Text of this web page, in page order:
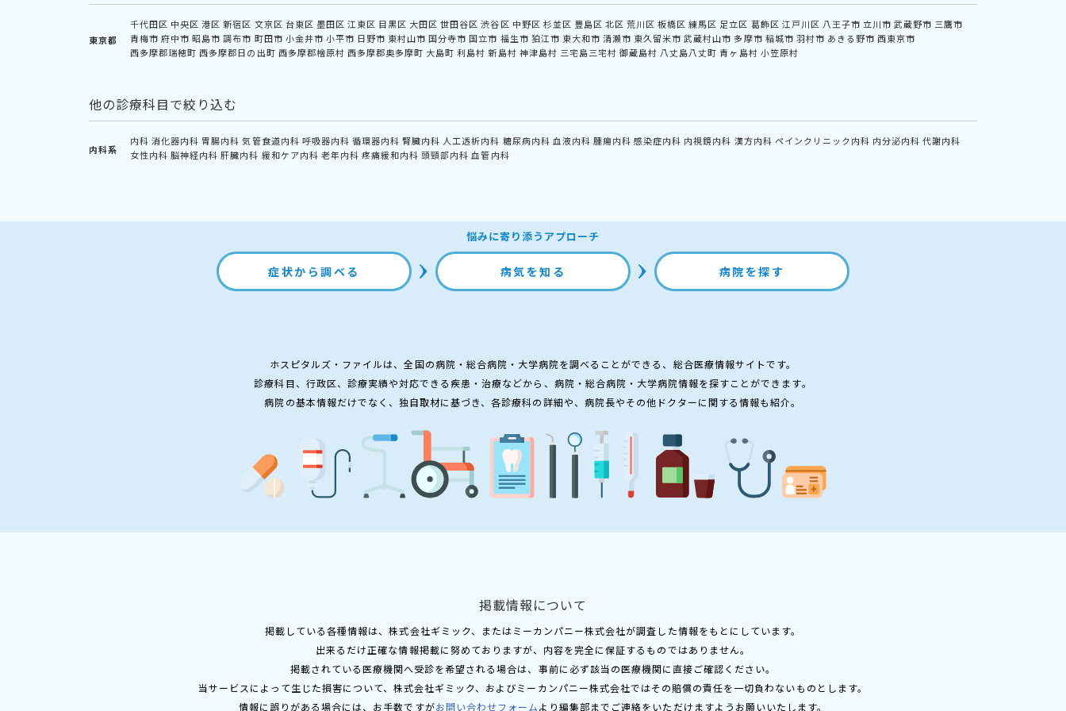
東京都
千代田区 中央区 港区 新宿区 文京区 台東区 墨田区 江東区 目黒区 大田区 世田谷区 渋谷区 中野区 杉並区 豊島区 北区 荒川区 板橋区 練馬区 足立区 葛飾区 江戸川区 八王子市 立川市 武蔵野市 三鷹市
青梅市 府中市 昭島市 調布市 町田市 小金井市 小平市 日野市 東村山市 国分寺市 国立市 福生市 狛江市 東大和市 清瀬市 東久留米市 武蔵村山市 多摩市 稲城市 羽村市 あきる野市 西東京市
西多摩郡瑞穂町 西多摩郡日の出町 西多摩郡檜原村 西多摩郡奥多摩町 大島町 利島村 新島村 神津島村 三宅島三宅村 御蔵島村 八丈島八丈町 青ヶ島村 小笠原村
他の診療科目で絞り込む
内科系
内科 消化器内科 胃腸内科 気管食道内科 呼吸器内科 循環器内科 腎臓内科 人工透析内科 糖尿病内科 血液内科 腫瘍内科 感染症内科 内視鏡内科 漢方内科 ペインクリニック内科 内分泌内科 代謝内科
女性内科 脳神経内科 肝臓内科 緩和ケア内科 老年内科 疼痛緩和内科 頭頸部内科 血管内科
悩みに寄り添うアプローチ
症状から調べる 病気を知る 病院を探す
ホスピタルズ・ファイルは、全国の病院・総合病院・大学病院を調べることができる、総合医療情報サイトです。
診療科目、行政区、診療実績や対応できる疾患・治療などから、病院・総合病院・大学病院情報を探すことができます。
病院の基本情報だけでなく、独自取材に基づき、各診療科の詳細や、病院長やその他ドクターに関する情報も紹介。
掲載情報について
掲載している各種情報は、株式会社ギミック、またはミーカンパニー株式会社が調査した情報をもとにしています。
出来るだけ正確な情報掲載に努めておりますが、内容を完全に保証するものではありません。
掲載されている医療機関へ受診を希望される場合は、事前に必ず該当の医療機関に直接ご確認ください。
当サービスによって生じた損害について、株式会社ギミック、およびミーカンパニー株式会社ではその賠償の責任を一切負わないものとします。
情報に誤りがある場合には、お手数ですがお問い合わせフォームより編集部までご連絡をいただけますようお願いいたします。